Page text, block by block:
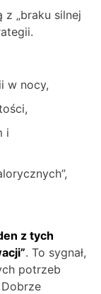
„braku silnej
w nocy,
i
z tych
. To sygnał,
potrzeb